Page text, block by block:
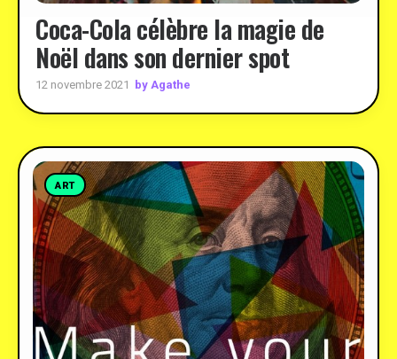
Coca-Cola célèbre la magie de
Noël dans son dernier spot
12 novembre 2021 by Agathe
ART